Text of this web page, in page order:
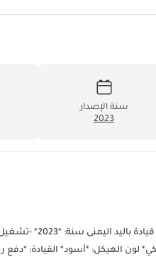
سنة الإصدار
2023